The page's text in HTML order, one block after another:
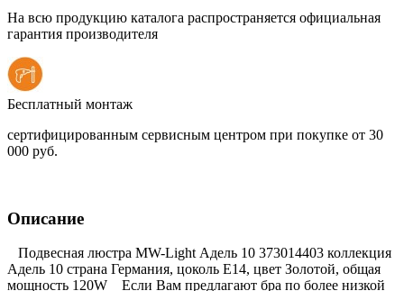
На всю продукцию каталога распространяется официальная
гарантия производителя
Бесплатный монтаж
сертифицированным сервисным центром при покупке от 30
000 руб.
Описание
Подвесная люстра MW-Light Адель 10 373014403 коллекция
Адель 10 страна Германия, цоколь E14, цвет Золотой, общая
мощность 120W Если Вам предлагают бра по более низкой